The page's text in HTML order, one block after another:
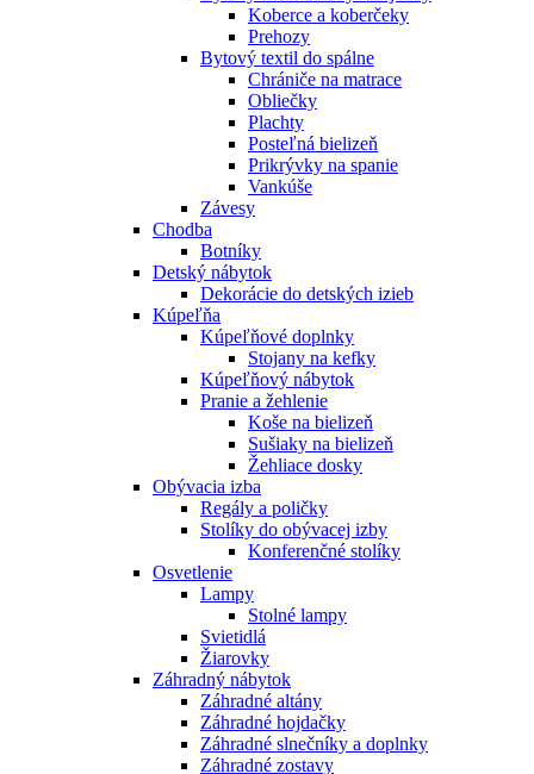
Koberce a koberčeky
Prehozy
Bytový textil do spálne
Chrániče na matrace
Obliečky
Plachty
Posteľná bielizeň
Prikrývky na spanie
Vankúše
Závesy
Chodba
Botníky
Detský nábytok
Dekorácie do detských izieb
Kúpeľňa
Kúpeľňové doplnky
Stojany na kefky
Kúpeľňový nábytok
Pranie a žehlenie
Koše na bielizeň
Sušiaky na bielizeň
Žehliace dosky
Obývacia izba
Regály a poličky
Stolíky do obývacej izby
Konferenčné stolíky
Osvetlenie
Lampy
Stolné lampy
Svietidlá
Žiarovky
Záhradný nábytok
Záhradné altány
Záhradné hojdačky
Záhradné slnečníky a doplnky
Záhradné zostavy